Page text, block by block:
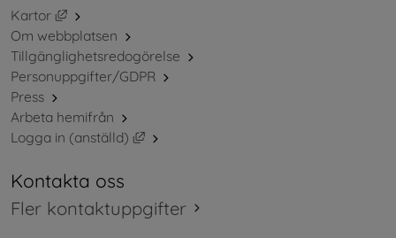
Kartor
Länk till annan webbplats, öppnas i nytt fönster.
Om webbplatsen
Tillgänglighetsredogörelse
Personuppgifter/GDPR
Press
Arbeta hemifrån
Logga in (anställd)
Länk till annan webbplats, öppnas i nytt
Kontakta oss
Fler kontaktuppgifter